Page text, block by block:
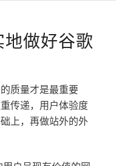
做好谷歌
质量才是最重要
传递，用户体验度
上，再做站外的外